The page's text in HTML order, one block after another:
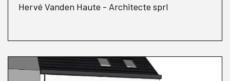
Hervé Vanden Haute - Architecte sprl